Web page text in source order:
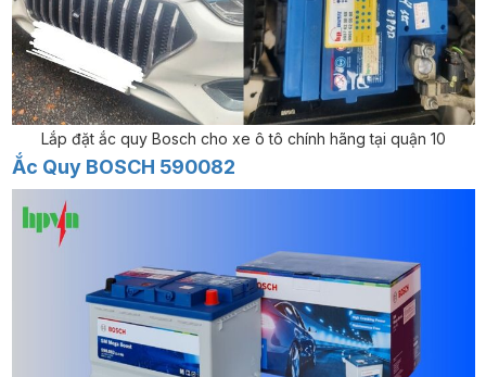
Lắp đặt ắc quy Bosch cho xe ô tô chính hãng tại quận 10
Ắc Quy BOSCH 590082